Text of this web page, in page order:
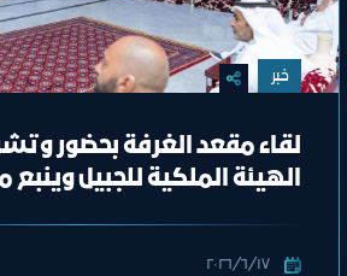
خبر
لقاء مقعد الغرفة بحضور
الهيئة الملكية للجبيل
١٧‏/٦‏/٢٠٢٦